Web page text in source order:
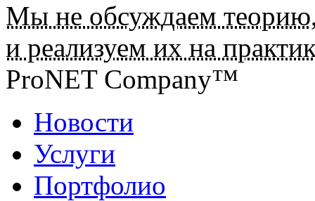
Мы не обсуждаем
и реализуем их на
ProNET Company™
Новости
Услуги
Портфолио